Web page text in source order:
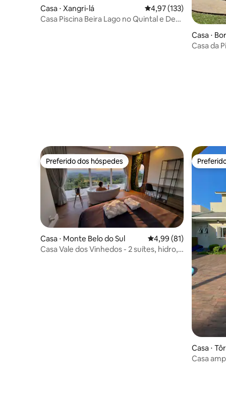
Casa ⋅ Xangri-lá 4,97 de uma avaliação
4,97 (133)
Casa Piscina Beira Lago no Quintal e Deck
Casa ⋅
Casa da
Preferido dos hóspedes
Preferido dos hóspedes
Casa ⋅ Monte Belo do Sul 4,99 de uma
4,99 (81)
Casa Vale dos Vinhedos - 2 suítes, hidro,
Casa ⋅
Casa